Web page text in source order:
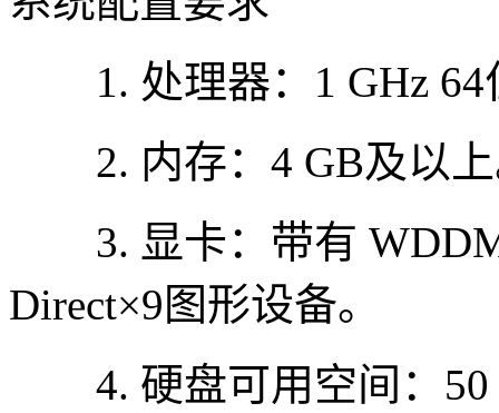
1. 处理器：1 GHz 64
2. 内存：4 GB及以
3. 显卡：带有 WDDM
Direct×9图形设备。
4. 硬盘可用空间：50